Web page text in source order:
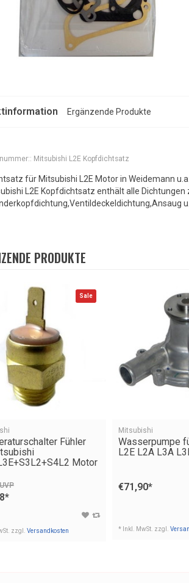
Ergänzende Produkte
Mitsubishi L2E Kopfdichtsatz
für Mitsubishi L2E Motor in Weidemann
L2E Kopfdichtsatz enthält alle
PRODUKTE
Sale
Fühler
Motor
UVP
*
zzgl. Versandkosten
Mitsubishi
Wasserpumpe
L2E L2A L3A
€71,90*
* Inkl. MwSt. zzgl.